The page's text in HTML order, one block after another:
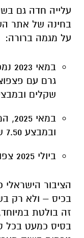
עלייה חדה גם
בחינה של אתר
על מגמה ברורה:
שקלים ובמבצע 4.50
ובמבצע 7.50 שקלים – עלייה של 67%.
ביולי 2025 צפויה עלייה נוספת.
הציבור
בכיס – ולא רק
זה בולטת
בסיס כמעט בכל